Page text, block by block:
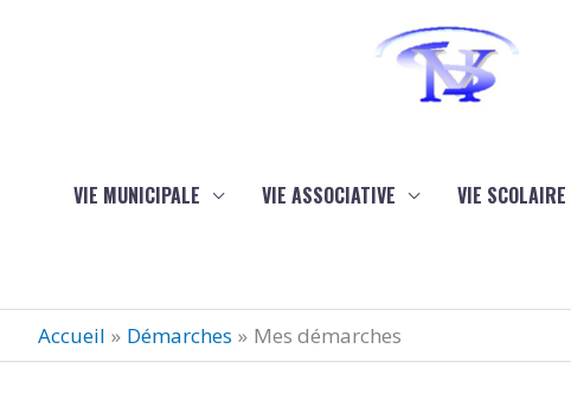
VIE MUNICIPALE VIE ASSOCIATIVE VIE SCOLAIRE
Accueil Démarches Mes démarches